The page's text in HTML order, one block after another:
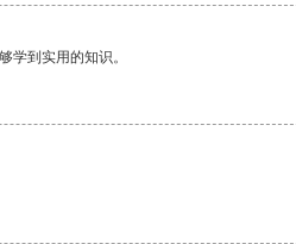
学到实用的知识。